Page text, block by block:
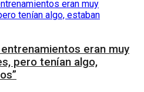
eran muy
pero tenían algo,